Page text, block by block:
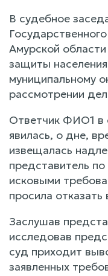
В судебное
Амурской
защиты
муниципальному
рассмотрении
Ответчик ФИО1 в
явилась, о дне,
извещалась
представитель
исковыми
просила
Заслушав
исследовав
суд приходит
заявленных